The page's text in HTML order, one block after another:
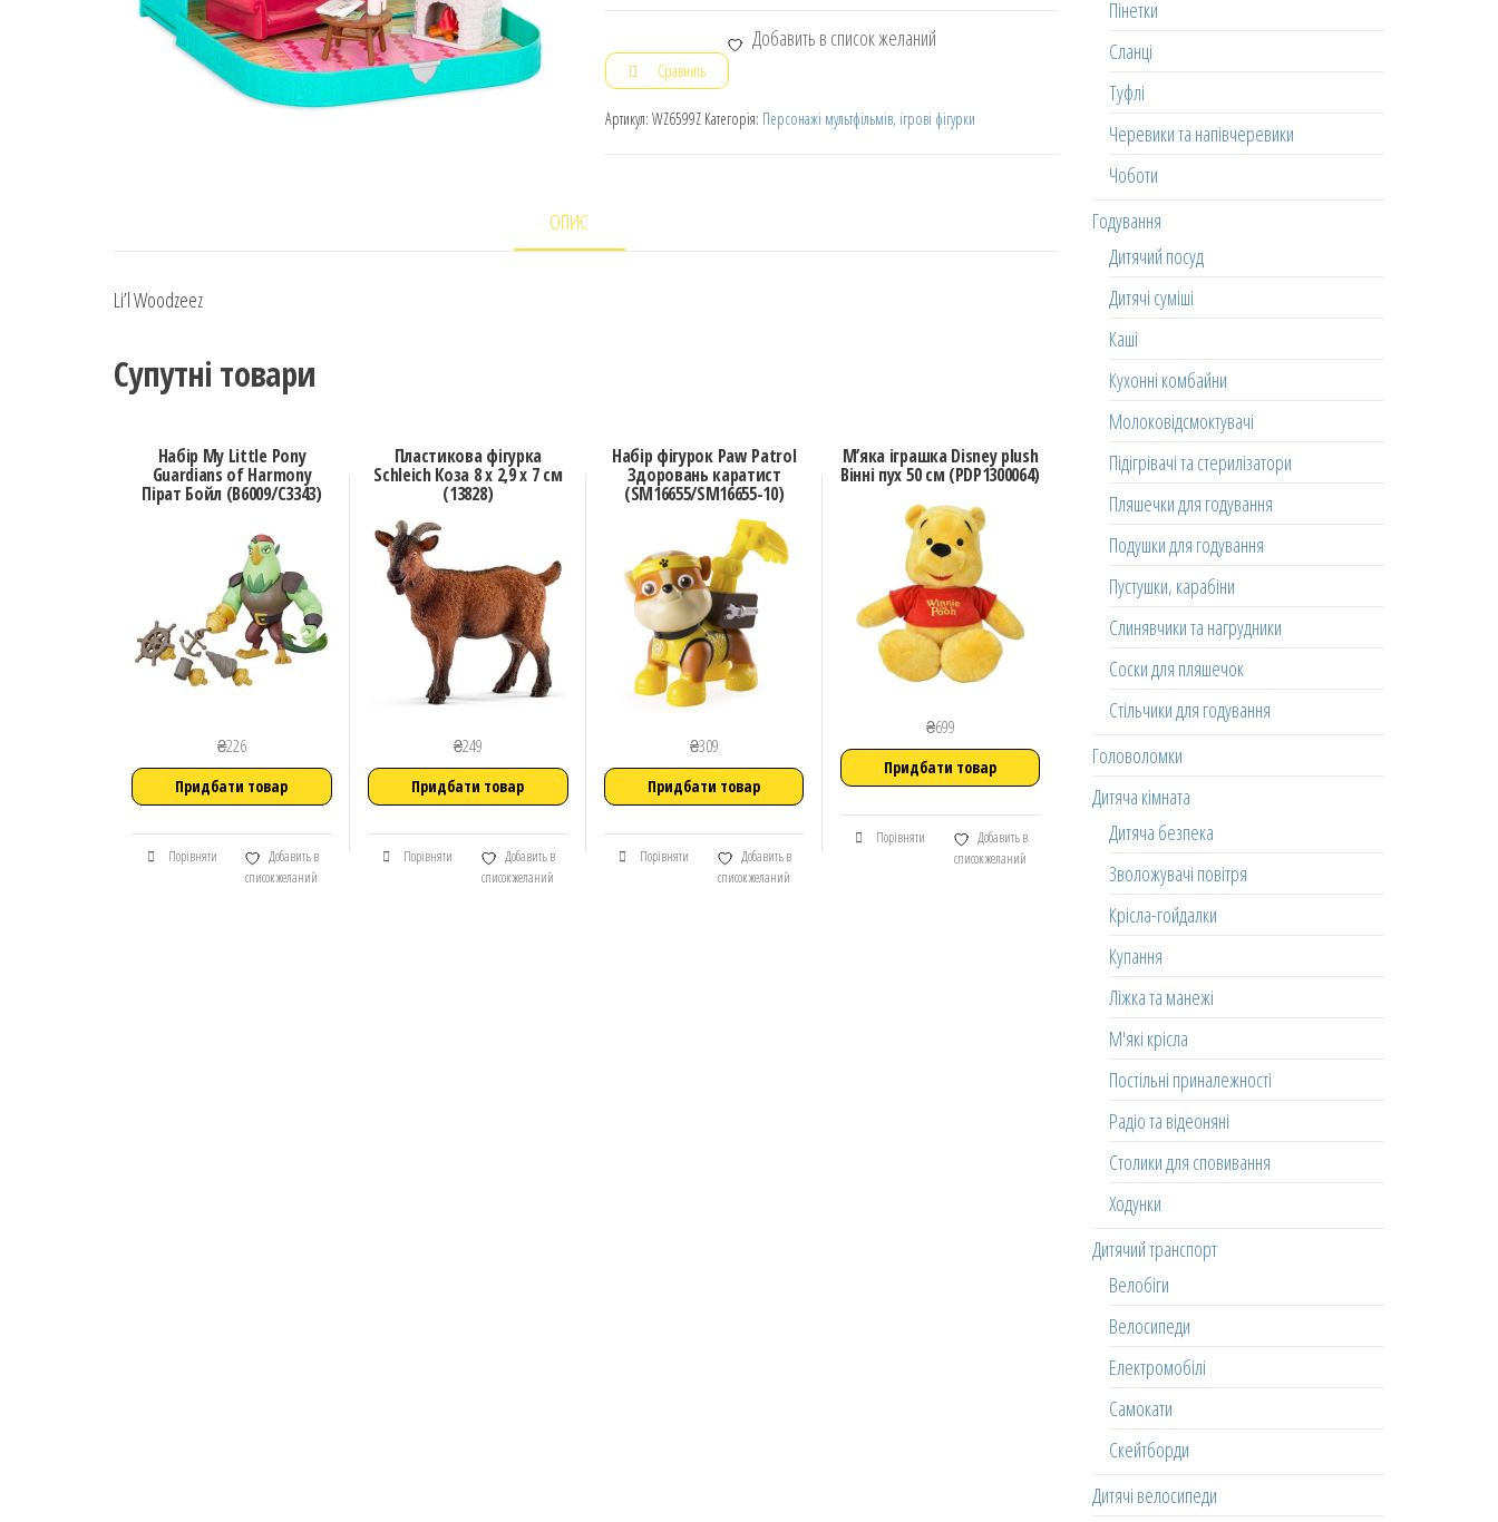
Добавить в список желаний
Сравнить
Артикул: WZ6599Z Категорія: Персонажі мультфільмів, ігрові фігурки
ОПИС
Li’l Woodzeez
Супутні товари
Набір My Little Pony
Guardians of Harmony
Пірат Бойл (B6009/C3343)
₴226
Придбати товар
Порівняти
Добавить в
список желаний
Пластикова фігурка
Schleich Коза 8 х 2,9 х 7 см
(13828)
₴249
Придбати товар
Порівняти
Добавить в
список желаний
Набір фігурок Paw Patrol
Здоровань каратист
(SM16655/SM16655-10)
₴309
Придбати товар
Порівняти
Добавить в
список желаний
М’яка іграшка Disney plush
Вінні пух 50 см (PDP1300064)
₴699
Придбати товар
Порівняти
Добавить в
список желаний
Пінетки
Сланці
Туфлі
Черевики та напівчеревики
Чоботи
Годування
Дитячий посуд
Дитячі суміші
Каші
Кухонні комбайни
Молоковідсмоктувачі
Підігрівачі та стерилізатори
Пляшечки для годування
Подушки для годування
Пустушки, карабіни
Слинявчики та нагрудники
Соски для пляшечок
Стільчики для годування
Головоломки
Дитяча кімната
Дитяча безпека
Зволожувачі повітря
Крісла-гойдалки
Купання
Ліжка та манежі
М'які крісла
Постільні приналежності
Радіо та відеоняні
Столики для сповивання
Ходунки
Дитячий транспорт
Велобіги
Велосипеди
Електромобілі
Самокати
Скейтборди
Дитячі велосипеди